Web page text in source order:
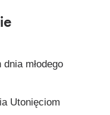
młodego
Utonięciom